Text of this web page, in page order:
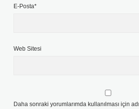
E-Posta*
Web Sitesi
Daha sonraki yorumlarımda kullanılması için